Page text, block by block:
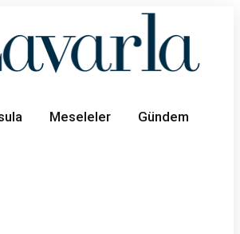
Meseleler Gündem